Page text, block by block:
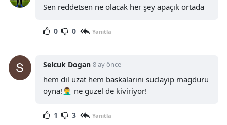
Sen reddetsen ne olacak her şey apaçık ortada
0 0 Yanıtla
Selcuk Dogan 8 ay önce
hem dil uzat hem baskalarini suclayip magduru
oyna!🤦‍♂️ ne guzel de kiviriyor!
1 3 Yanıtla